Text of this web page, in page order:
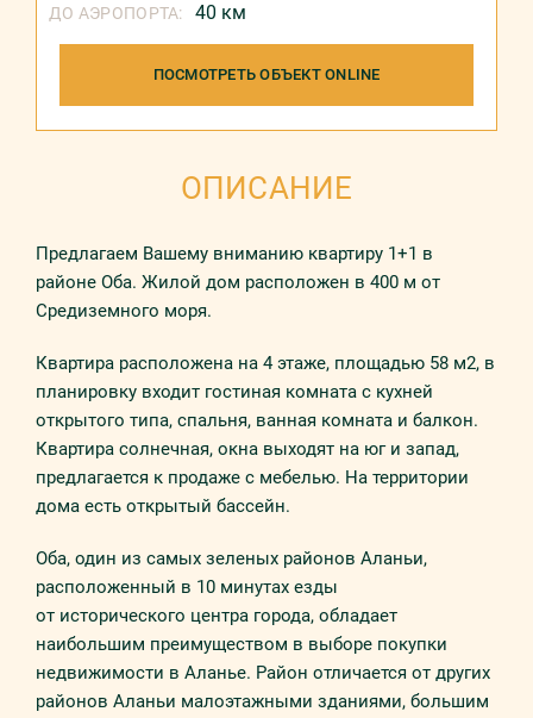
ДО АЭРОПОРТА: 40 км
ПОСМОТРЕТЬ ОБЪЕКТ ONLINE
ОПИСАНИЕ
Предлагаем Вашему вниманию квартиру 1+1 в
районе Оба. Жилой дом расположен в 400 м от
Средиземного моря.
Квартира расположена на 4 этаже, площадью 58 м2, в
планировку входит гостиная комната с кухней
открытого типа, спальня, ванная комната и балкон.
Квартира солнечная, окна выходят на юг и запад,
предлагается к продаже с мебелью. На территории
дома есть открытый бассейн.
Оба, один из самых зеленых районов Аланьи,
расположенный в 10 минутах езды
от исторического центра города, обладает
наибольшим преимуществом в выборе покупки
недвижимости в Аланье. Район отличается от других
районов Аланьи малоэтажными зданиями, большим